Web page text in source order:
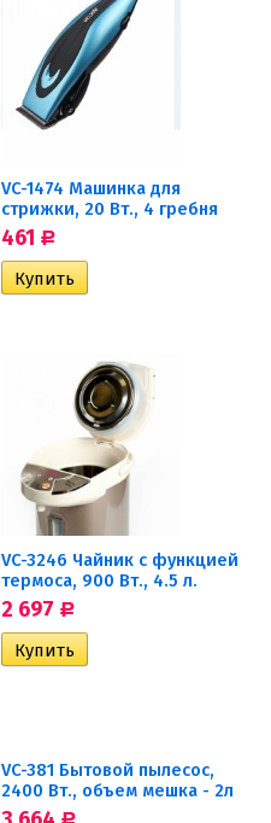
VC-1474 Машинка для
стрижки, 20 Вт., 4 гребня
461 Р
VC-3246 Чайник с функцией
термоса, 900 Вт., 4.5 л.
2 697 Р
VC-381 Бытовой пылесоc,
2400 Вт., объем мешка - 2л
Р